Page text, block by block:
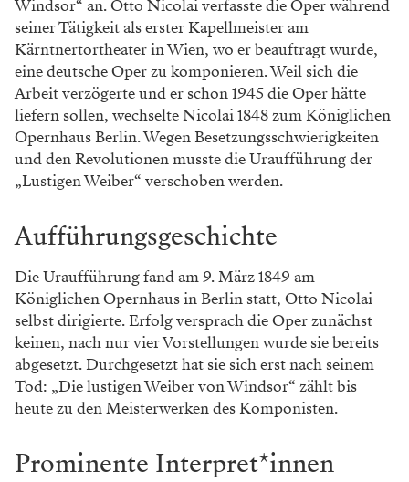
Windsor“ an. Otto Nicolai verfasste die Oper während
seiner Tätigkeit als erster Kapellmeister am
Kärntnertortheater in Wien, wo er beauftragt wurde,
eine deutsche Oper zu komponieren. Weil sich die
Arbeit verzögerte und er schon 1945 die Oper hätte
liefern sollen, wechselte Nicolai 1848 zum Königlichen
Opernhaus Berlin. Wegen Besetzungsschwierigkeiten
und den Revolutionen musste die Uraufführung der
„Lustigen Weiber“ verschoben werden.
Aufführungsgeschichte
Die Uraufführung fand am 9. März 1849 am
Königlichen Opernhaus in Berlin statt, Otto Nicolai
selbst dirigierte. Erfolg versprach die Oper zunächst
keinen, nach nur vier Vorstellungen wurde sie bereits
abgesetzt. Durchgesetzt hat sie sich erst nach seinem
Tod: „Die lustigen Weiber von Windsor“ zählt bis
heute zu den Meisterwerken des Komponisten.
Prominente Interpret*innen